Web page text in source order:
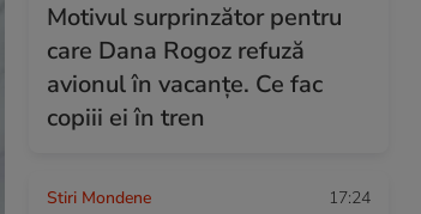
Motivul surprinzător pentru
care Dana Rogoz refuză
avionul în vacanțe. Ce fac
copiii ei în tren
Stiri Mondene 17:24